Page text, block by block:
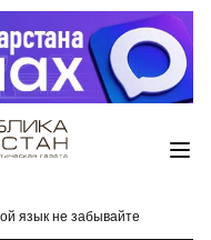
язык не забывайте